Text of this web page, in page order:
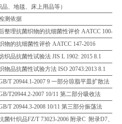
、地毯、床上用品等）
测依据
后整理抗菌织物的抗细菌性评价 AATCC 100-
物的抗细菌性评价 AATCC 147-2016
织品抗菌性试验法 JIS L 1902: 2015 8.1
物品抗菌性试验方法 ISO 20743:2013 8.1
T 20944.1-2007 9 一部分琼脂平皿扩散法
T20944.2-2007 10/11 第二部分吸收法
T 20944.3-2008 10/11 第三部分振荡法
菌针织品FZ/T 73023-2006 附录C 附录D7、D8